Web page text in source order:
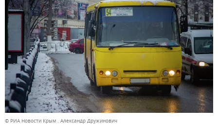
© РИА Новости Крым . Александр Дружинович